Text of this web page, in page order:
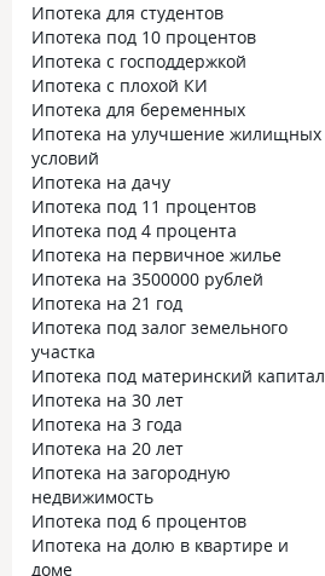
Ипотека для студентов
Ипотека под 10 процентов
Ипотека с господдержкой
Ипотека с плохой КИ
Ипотека для беременных
Ипотека на улучшение жилищных
условий
Ипотека на дачу
Ипотека под 11 процентов
Ипотека под 4 процента
Ипотека на первичное жилье
Ипотека на 3500000 рублей
Ипотека на 21 год
Ипотека под залог земельного
участка
Ипотека под материнский капитал
Ипотека на 30 лет
Ипотека на 3 года
Ипотека на 20 лет
Ипотека на загородную
недвижимость
Ипотека под 6 процентов
Ипотека на долю в квартире и
доме